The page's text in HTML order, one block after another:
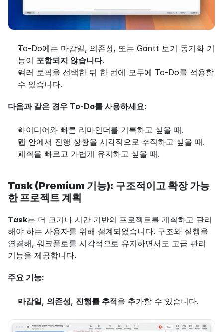
To-Do에는 마감일, 의존성, 또는 Gantt 보기 동기화 기
능이 포함되지 않습니다.
여러 토픽을 선택한 뒤 한 번에 모두에 To-Do를 적용할
수 있습니다.
다음과 같은 경우 To-Do를 사용하세요:
아이디어와 빠른 리마인더를 기록하고 싶을 때.
맵 안에서 진행 상황을 시각적으로 추적하고 싶을 때.
계획을 빠르고 가볍게 유지하고 싶을 때.
Task (Premium 기능): 구조적이고 확장 가능
한 프로젝트 계획
Task는 더 크거나 시간 기반의 프로젝트를 계획하고 관리
해야 하는 사용자를 위해 설계되었습니다. 구조와 실행을
연결해, 워크플로를 시각적으로 유지하면서도 고급 관리
기능을 제공합니다.
주요 기능:
마감일, 의존성, 진행률 추적을 추가할 수 있습니다.